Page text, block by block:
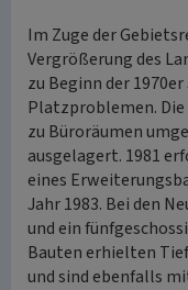
Im Zuge der
Vergrößerung des
zu Beginn der
Platzproblemen.
zu Büroräumen
ausgelagert. 1981
eines
Jahr 1983. Bei den
und ein
Bauten erhielten
und sind ebenfalls